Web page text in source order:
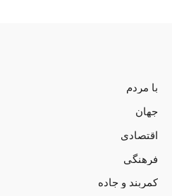
با مردم
جهان
اقتصادی
فرهنگی
کمربند و جاده